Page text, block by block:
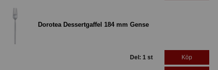
Dorotea Dessertgaffel 184 mm Gense
Del: 1 st Köp